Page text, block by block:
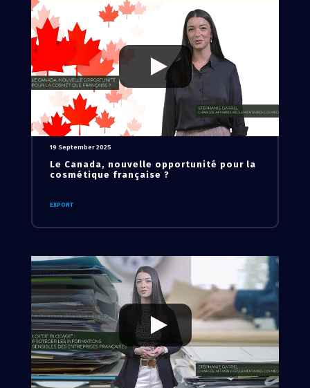
19 September 2025
Le Canada, nouvelle opportunité pour la
cosmétique française ?
EXPORT